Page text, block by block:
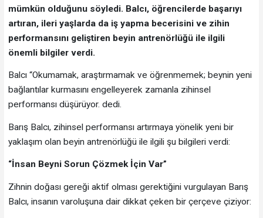
mümkün olduğunu söyledi. Balcı, öğrencilerde başarıyı
artıran, ileri yaşlarda da iş yapma becerisini ve zihin
performansını geliştiren beyin antrenörlüğü ile ilgili
önemli bilgiler verdi.
Balcı “Okumamak, araştırmamak ve öğrenmemek; beynin yeni
bağlantılar kurmasını engelleyerek zamanla zihinsel
performansı düşürüyor. dedi.
Barış Balcı, zihinsel performansı artırmaya yönelik yeni bir
yaklaşım olan beyin antrenörlüğü ile ilgili şu bilgileri verdi:
“İnsan Beyni Sorun Çözmek İçin Var”
Zihnin doğası gereği aktif olması gerektiğini vurgulayan Barış
Balcı, insanın varoluşuna dair dikkat çeken bir çerçeve çiziyor: